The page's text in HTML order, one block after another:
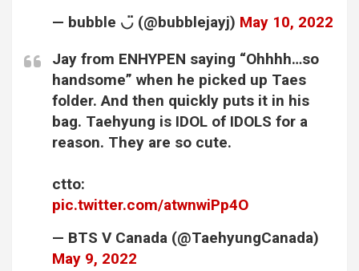
— bubble ◡̈ (@bubblejayj) May 10, 2022
Jay from ENHYPEN saying “Ohhhh…so
handsome” when he picked up Taes
folder. And then quickly puts it in his
bag. Taehyung is IDOL of IDOLS for a
reason. They are so cute.
ctto:
pic.twitter.com/atwnwiPp4O
— BTS V Canada (@TaehyungCanada)
May 9, 2022